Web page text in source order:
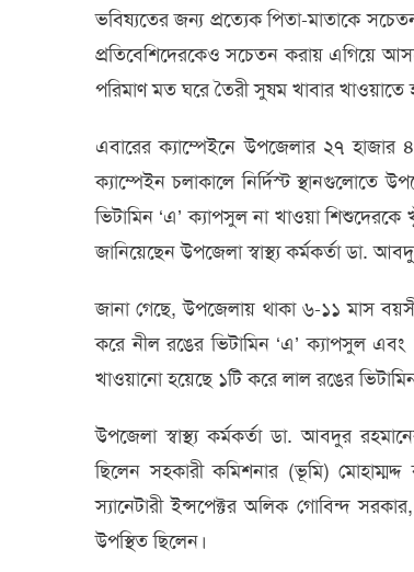
ভবিষ্যতের জন্য প্রত্যেক পিতা-মাতাকে
প্রতিবেশিদেরকেও সচেতন করায় এগিয়ে
পরিমাণ মত ঘরে তৈরী সুষম খাবার খাওয়াতে
এবারের ক্যাম্পেইনে উপজেলার ২৭ হাজার
ক্যাম্পেইন চলাকালে নির্দিস্ট
ভিটামিন ‘এ’ ক্যাপসুল না খাওয়া
জানিয়েছেন উপজেলা স্বাস্থ্য কর্মকর্তা ডা.
জানা গেছে, উপজেলায় থাকা ৬-১১ মাস
করে নীল রঙের ভিটামিন ‘এ’ ক্যাপসুল
খাওয়ানো হয়েছে ১টি করে লাল রঙের
উপজেলা স্বাস্থ্য কর্মকর্তা ডা. আবদুর
ছিলেন সহকারী কমিশনার (ভূমি)
স্যানেটারী ইন্সপেক্টর অলিক গোবিন্দ
উপস্থিত ছিলেন।